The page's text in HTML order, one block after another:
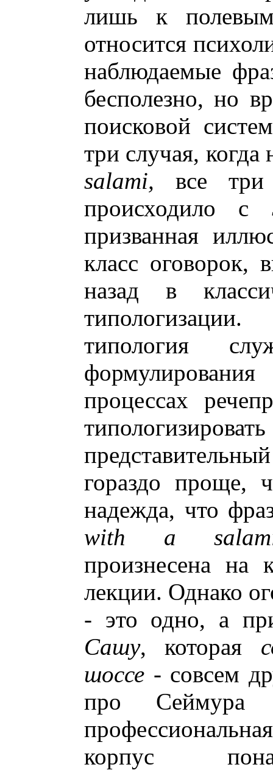
лишь к
относится
наблюдаемые
бесполезно, но
поисковой
три случая, когда
salami, все три
происходило с
призванная
класс оговорок,
назад в
типология
процессах
гораздо проще,
надежда, что
with a
произнесена на
лекции. Однако
- это одно, а
Сашу, которая
шоссе - совсем
про
корпус